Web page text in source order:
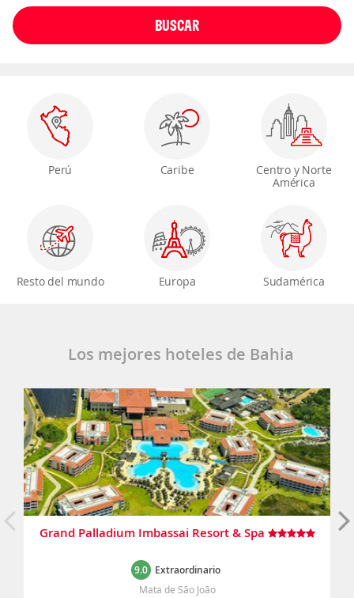
Perú Caribe
Centro y Norte
América
Resto del mundo Europa Sudamérica
Los mejores hoteles de Bahia
Grand Palladium Imbassai Resort & Spa
9.0 Extraordinario
Mata de São João